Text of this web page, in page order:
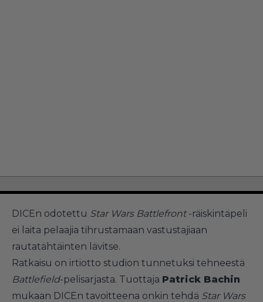
DICEn odotettu Star Wars Battlefront-räiskintäpeli
ei laita pelaajia tihrustamaan vastustajiaan
rautatähtäinten lävitse.
Ratkaisu on irtiotto studion tunnetuksi tehneestä
Battlefield-pelisarjasta. Tuottaja Patrick Bachin
mukaan DICEn tavoitteena onkin tehdä Star Wars